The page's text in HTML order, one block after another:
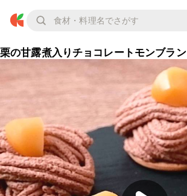
栗の甘露煮入りチョコレートモンブラン